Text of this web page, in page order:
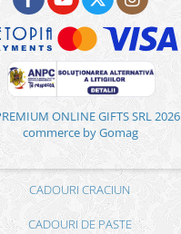
ONLINE GIFTS SRL 2026
commerce by Gomag
CADOURI CRACIUN
CADOURI DE PASTE